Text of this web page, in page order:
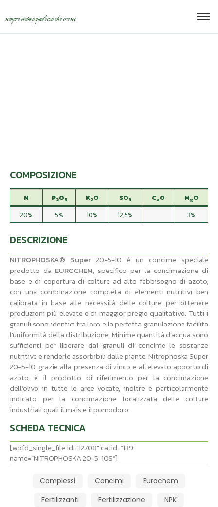
sempre vicini a qualcosa che cresce
COMPOSIZIONE
N P2O5 K2O SO3 CaO MgO
20%
5% 10% 12,5% 3%
DESCRIZIONE
NITROPHOSKA® Super20-5-10 è un concime speciale
prodotto da EUROCHEM, specifico per la concimazione di
base e di copertura di colture ad alto fabbisogno di azoto,
con una combinazione completa di elementi nutritivi ben
calibrata in base alle necessità delle colture, per ottenere
produzioni più elevate e di maggior pregio qualitativo. Tutti i
granuli sono identici tra loro e la perfetta granulazione facilita
l’uniformità della distribuzione. Minime quantità d’acqua sono
sufficienti per liberare dai granuli di concime le sostanze
nutritive e renderle assorbibili dalle piante. Nitrophoska Super
20-5-10, grazie alla presenza di zinco e all’elevato apporto di
azoto, è il prodotto di riferimento per la concimazione
dell’olivo in tutte le aree vocate, inoltre è particolarmente
indicato per la concimazione localizzata delle colture
industriali quali il mais e il pomodoro.
SCHEDA TECNICA
[wpfd_single_file id=”12708″ catid=”139″
name=”NITROPHOSKA 20-5-10S”]
Complessi Concimi
Eurochem
Fertilizzanti
Fertilizzazione
NPK